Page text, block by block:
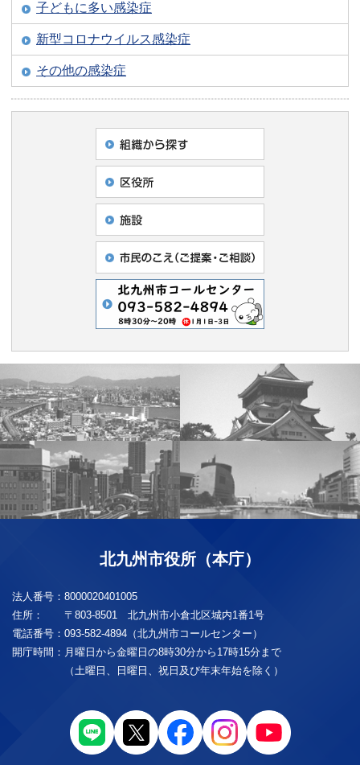
子どもに多い感染症
新型コロナウイルス感染症
その他の感染症
北九州市役所（本庁）
法人番号： 8000020401005
住所：
〒803-8501 北九州市小倉北区城内1番1号
電話番号： 093-582-4894（北九州市コールセンター）
開庁時間： 月曜日から金曜日の8時30分から17時15分まで
（土曜日、日曜日、祝日及び年末年始を除く）